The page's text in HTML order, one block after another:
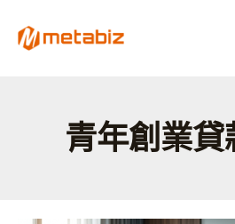
青年創業